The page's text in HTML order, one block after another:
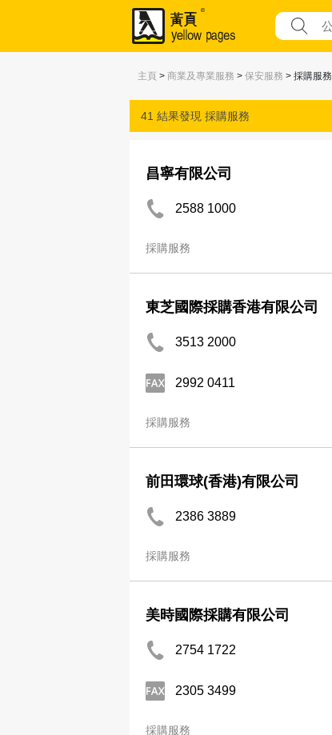
主頁 > 商業及專業服務 > 保安服務 > 採購服務
41 結果發現 採購服務
昌寧有限公司
2588 1000
採購服務
東芝國際採購香港有限公司
3513 2000
2992 0411
採購服務
前田環球(香港)有限公司
2386 3889
採購服務
美時國際採購有限公司
2754 1722
2305 3499
採購服務